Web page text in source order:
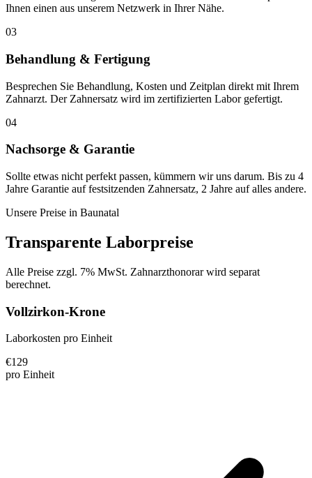
Ihnen einen aus unserem Netzwerk in Ihrer Nähe.
03
Behandlung & Fertigung
Besprechen Sie Behandlung, Kosten und Zeitplan direkt mit Ihrem
Zahnarzt. Der Zahnersatz wird im zertifizierten Labor gefertigt.
04
Nachsorge & Garantie
Sollte etwas nicht perfekt passen, kümmern wir uns darum. Bis zu 4
Jahre Garantie auf festsitzenden Zahnersatz, 2 Jahre auf alles andere.
Unsere Preise in Baunatal
Transparente Laborpreise
Alle Preise zzgl. 7% MwSt. Zahnarzthonorar wird separat
berechnet.
Vollzirkon-Krone
Laborkosten pro Einheit
€129
pro Einheit